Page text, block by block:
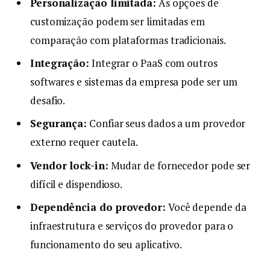
customização podem ser limitadas em
comparação com plataformas tradicionais.
Integração: Integrar o PaaS com outros
softwares e sistemas da empresa pode ser um
desafio.
Segurança: Confiar seus dados a um provedor
externo requer cautela.
Vendor lock-in: Mudar de fornecedor pode ser
difícil e dispendioso.
Dependência do provedor: Você depende da
infraestrutura e serviços do provedor para o
funcionamento do seu aplicativo.